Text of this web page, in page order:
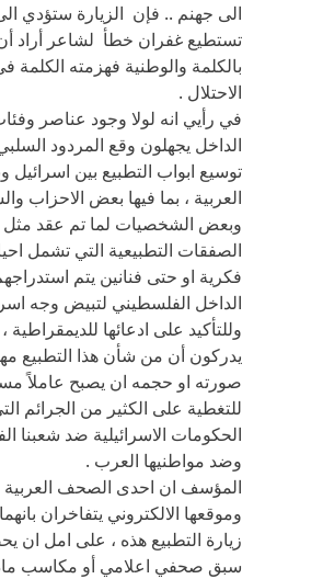
الى جهنم .. فإن الزيارة ستؤدي
تستطيع غفران خطأ لشاعر أراد
بالكلمة والوطنية فهزمته الكلمة
الاحتلال .
في رأيي انه لولا وجود عناصر
الداخل يجهلون وقع المردود
توسيع ابواب التطبيع بين اسرائيل
العربية ، بما فيها بعض الاحزاب
وبعض الشخصيات لما تم عقد مثل
الصفقات التطبيعية التي تشمل
فكرية او حتى فنانين يتم
الداخل الفلسطيني لتبيض وجه
وللتأكيد على ادعائها للديمقراطية ،
يدركون أن من شأن هذا التطبيع
صورته او حجمه ان يصبح عاملاً
للتغطية على الكثير من الجرائم
الحكومات الاسرائيلية ضد شعبنا
وضد مواطنيها العرب .
المؤسف ان احدى الصحف العربية
وموقعها الالكتروني يتفاخران بانهما
زيارة التطبيع هذه ، على امل ان
سبق صحفي اعلامي أو مكاسب